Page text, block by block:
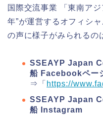
国際交流事業 「東南ア
年”が運営するオフィシ
の声に様子がみられるの
SSEAYP Japan
船 Facebookペー
⇒「 https://
SSEAYP Japan
船 Instagram